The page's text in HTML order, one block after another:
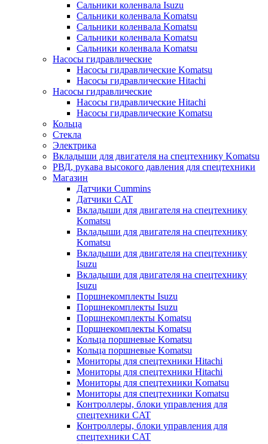
Сальники коленвала Isuzu
Сальники коленвала Komatsu
Сальники коленвала Komatsu
Сальники коленвала Komatsu
Сальники коленвала Komatsu
Насосы гидравлические
Насосы гидравлические Komatsu
Насосы гидравлические Hitachi
Насосы гидравлические
Насосы гидравлические Hitachi
Насосы гидравлические Komatsu
Кольца
Стекла
Электрика
Вкладыши для двигателя на спецтехнику Komatsu
РВД, рукава высокого давления для спецтехники
Магазин
Датчики Cummins
Датчики CAT
Вкладыши для двигателя на спецтехнику
Komatsu
Вкладыши для двигателя на спецтехнику
Komatsu
Вкладыши для двигателя на спецтехнику
Isuzu
Вкладыши для двигателя на спецтехнику
Isuzu
Поршнекомплекты Isuzu
Поршнекомплекты Isuzu
Поршнекомплекты Komatsu
Поршнекомплекты Komatsu
Кольца поршневые Komatsu
Кольца поршневые Komatsu
Мониторы для спецтехники Hitachi
Мониторы для спецтехники Hitachi
Мониторы для спецтехники Komatsu
Мониторы для спецтехники Komatsu
Контроллеры, блоки управления для
спецтехники CAT
Контроллеры, блоки управления для
спецтехники CAT